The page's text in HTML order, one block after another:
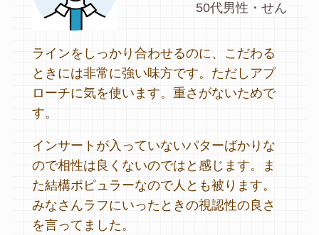
50代男性・せん
ラインをしっかり合わせるのに、こだわる
ときには非常に強い味方です。ただしアプ
ローチに気を使います。重さがないためで
す。
インサートが入っていないパターばかりな
ので相性は良くないのではと感じます。ま
た結構ポピュラーなので人とも被ります。
みなさんラフにいったときの視認性の良さ
を言ってました。